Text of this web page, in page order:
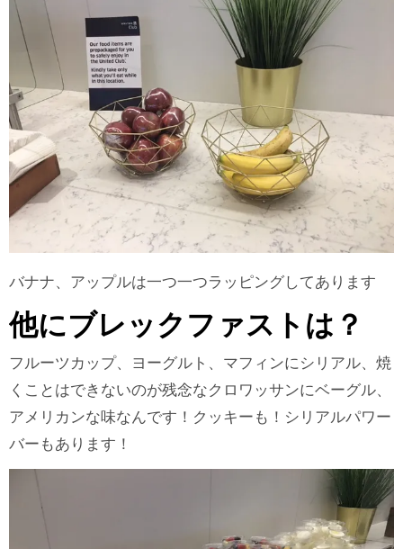
バナナ、アップルは一つ一つラッピングしてあります
他にブレックファストは？
フルーツカップ、ヨーグルト、マフィンにシリアル、焼
くことはできないのが残念なクロワッサンにベーグル、
アメリカンな味なんです！クッキーも！シリアルパワー
バーもあります！